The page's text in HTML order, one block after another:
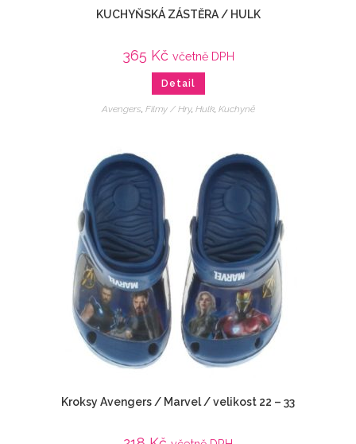
KUCHYŇSKÁ ZÁSTĚRA / HULK
365 Kč včetně DPH
Detail
Avengers, Filmy / Hry, Hulk, Kuchyně
Kroksy Avengers / Marvel / velikost 22 – 33